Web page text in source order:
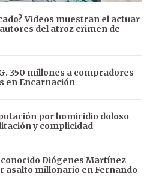
Videos muestran el actuar
del atroz crimen de
350 millones a compradores
en Encarnación
por homicidio doloso
y complicidad
Diógenes Martínez
asalto millonario en Fernando